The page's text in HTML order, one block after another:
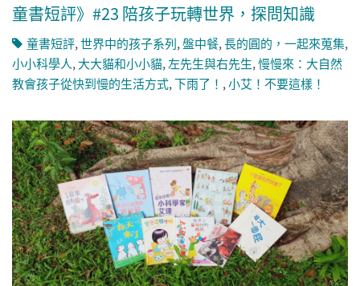
童書短評》#23 陪孩子玩轉世界，探問知識
童書短評,世界中的孩子系列,盤中餐,長的圓的，一起來蒐集,
小小科學人, 大大貓和小小貓, 左先生與右先生,慢慢來：大自然
教會孩子從快到慢的生活方式,下雨了！ ,小艾！不要這樣！